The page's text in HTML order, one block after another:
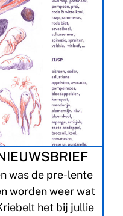
was de pre-lente
worden weer wat
het bij jullie